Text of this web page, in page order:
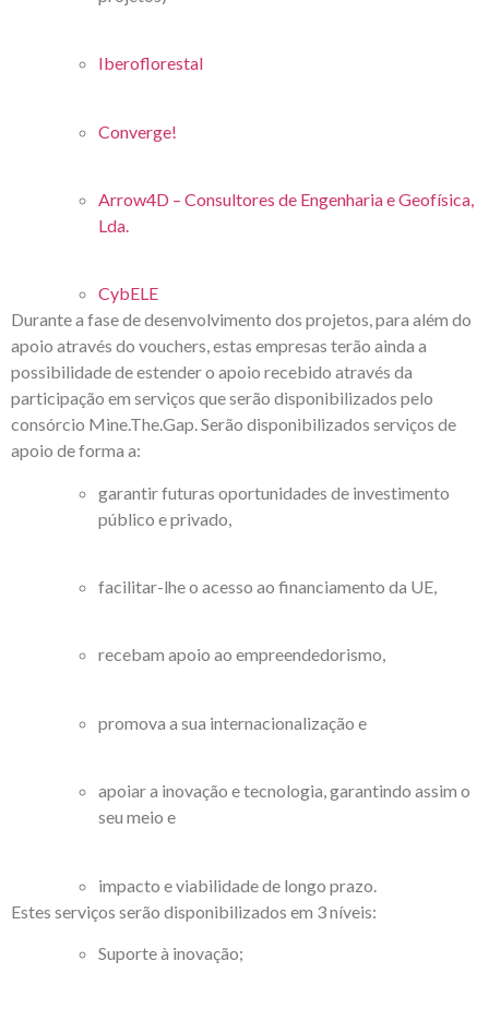
Iberoflorestal
Converge!
Arrow4D – Consultores de Engenharia e Geofísica,
Lda.
CybELE
Durante a fase de desenvolvimento dos projetos, para além do
apoio através do vouchers, estas empresas terão ainda a
possibilidade de estender o apoio recebido através da
participação em serviços que serão disponibilizados pelo
consórcio Mine.The.Gap. Serão disponibilizados serviços de
apoio de forma a:
garantir futuras oportunidades de investimento
público e privado,
facilitar-lhe o acesso ao financiamento da UE,
recebam apoio ao empreendedorismo,
promova a sua internacionalização e
apoiar a inovação e tecnologia, garantindo assim o
seu meio e
impacto e viabilidade de longo prazo.
Estes serviços serão disponibilizados em 3 níveis:
Suporte à inovação;